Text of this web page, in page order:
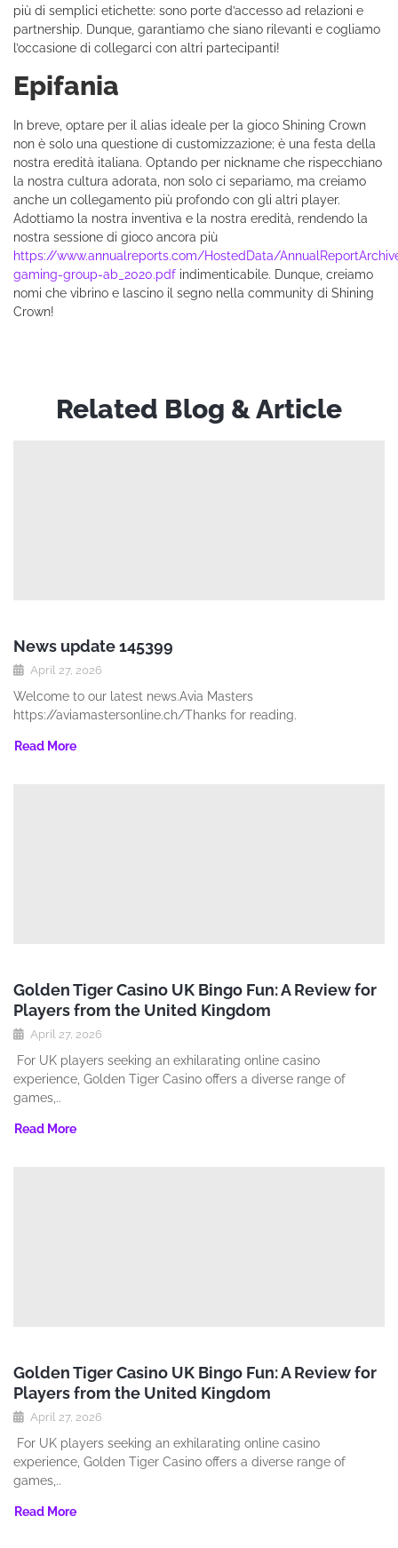
più di semplici etichette: sono porte d’accesso ad relazioni e
partnership. Dunque, garantiamo che siano rilevanti e cogliamo
l’occasione di collegarci con altri partecipanti!
Epifania
In breve, optare per il alias ideale per la gioco Shining Crown
non è solo una questione di customizzazione; è una festa della
nostra eredità italiana. Optando per nickname che rispecchiano
la nostra cultura adorata, non solo ci separiamo, ma creiamo
anche un collegamento più profondo con gli altri player.
Adottiamo la nostra inventiva e la nostra eredità, rendendo la
nostra sessione di gioco ancora più
https://www.annualreports.com/HostedData/
gaming-group-ab_2020.pdf indimenticabile. Dunque, creiamo
nomi che vibrino e lascino il segno nella community di Shining
Crown!
Related Blog & Article
News update 145399
April 27, 2026
Welcome to our latest news.Avia Masters
https://aviamastersonline.ch/Thanks for reading.
Read More
Golden Tiger Casino UK Bingo Fun: A Review for
Players from the United Kingdom
April 27, 2026
For UK players seeking an exhilarating online casino
experience‚ Golden Tiger Casino offers a diverse range of
games‚..
Read More
Golden Tiger Casino UK Bingo Fun: A Review for
Players from the United Kingdom
April 27, 2026
For UK players seeking an exhilarating online casino
experience‚ Golden Tiger Casino offers a diverse range of
games‚..
Read More